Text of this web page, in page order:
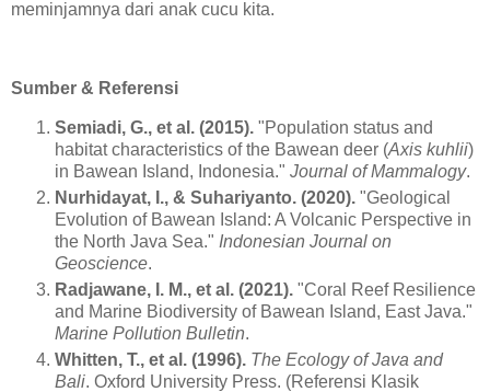
meminjamnya dari anak cucu kita.
Sumber & Referensi
Semiadi, G., et al. (2015). "Population status and
habitat characteristics of the Bawean deer (Axis kuhlii)
in Bawean Island, Indonesia." Journal of Mammalogy.
Nurhidayat, I., & Suhariyanto. (2020). "Geological
Evolution of Bawean Island: A Volcanic Perspective in
the North Java Sea." Indonesian Journal on
Geoscience.
Radjawane, I. M., et al. (2021). "Coral Reef Resilience
and Marine Biodiversity of Bawean Island, East Java."
Marine Pollution Bulletin.
Whitten, T., et al. (1996). The Ecology of Java and
Bali. Oxford University Press. (Referensi Klasik